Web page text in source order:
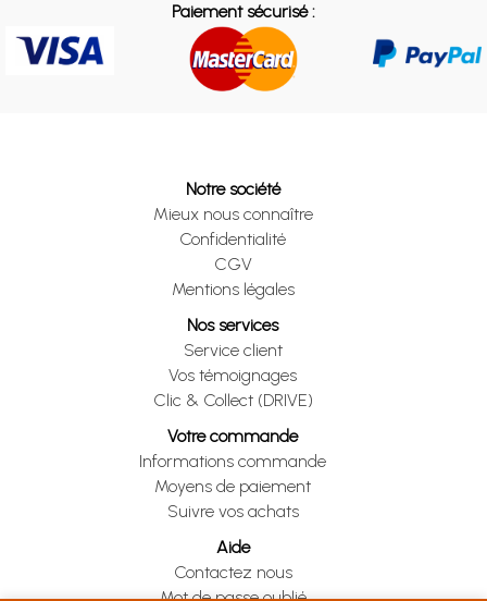
Paiement sécurisé :
Notre société
Mieux nous connaître
Confidentialité
CGV
Mentions légales
Nos services
Service client
Vos témoignages
Clic & Collect (DRIVE)
Votre commande
Informations commande
Moyens de paiement
Suivre vos achats
Aide
Contactez nous